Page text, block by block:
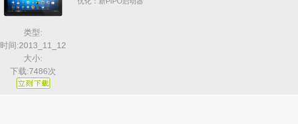
类型:
时间:2013_11_12
大小:
下载:7486次